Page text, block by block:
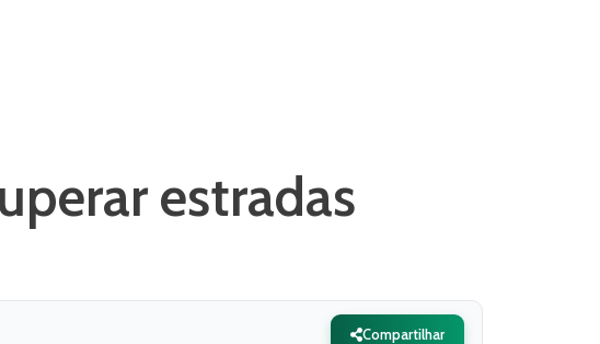
estradas
Compartilhar